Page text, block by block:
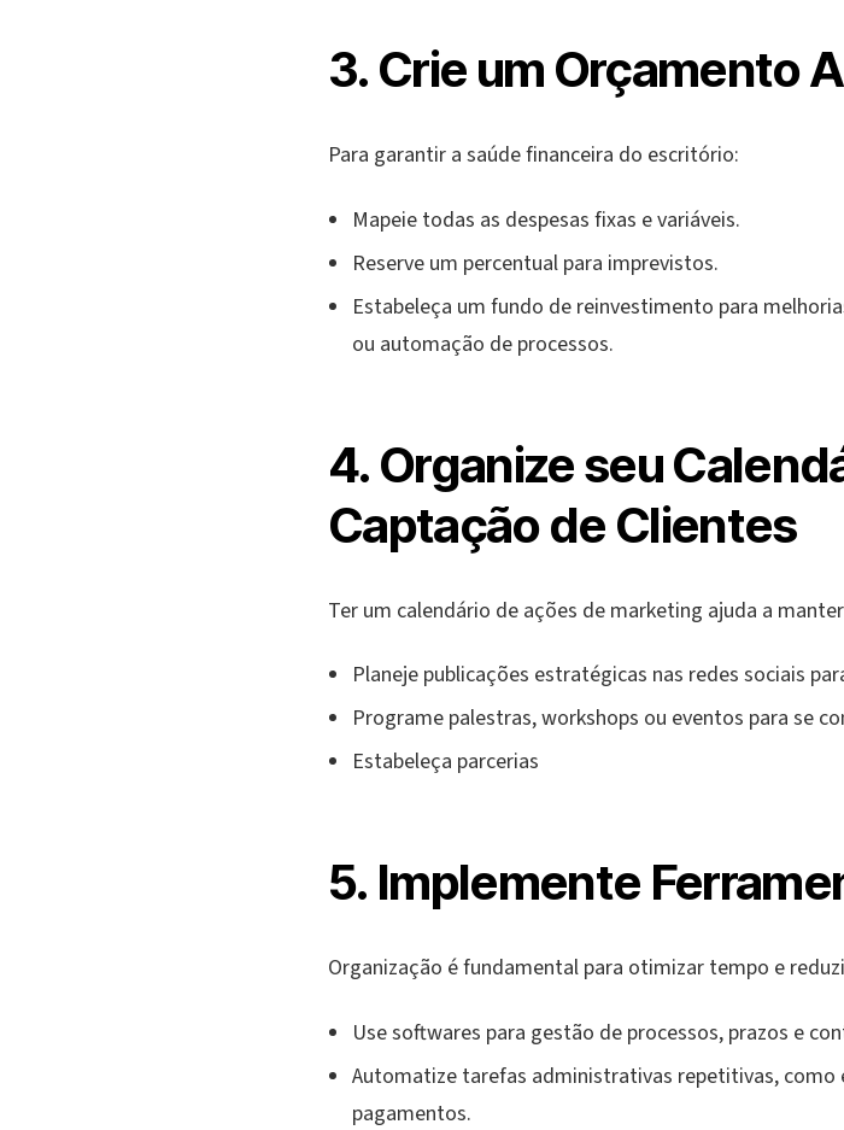
3. Crie um Orçamento
Para garantir a saúde financeira do escritório:
Mapeie todas as despesas fixas e variáveis.
Reserve um percentual para imprevistos.
Estabeleça um fundo de reinvestimento para
ou automação de processos.
4. Organize seu
Captação de Clientes
Ter um calendário de ações de marketing ajuda a
Planeje publicações estratégicas nas redes sociais
Programe palestras, workshops ou eventos para se
Estabeleça parcerias
5. Implemente
Organização é fundamental para otimizar tempo e
Use softwares para gestão de processos, prazos e
Automatize tarefas administrativas repetitivas,
pagamentos.